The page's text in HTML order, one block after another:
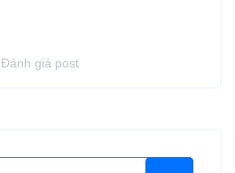
Đánh giá post